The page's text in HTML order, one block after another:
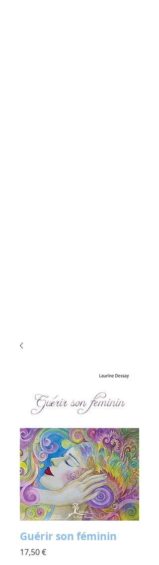
Guérir son féminin
17,50 €Prix